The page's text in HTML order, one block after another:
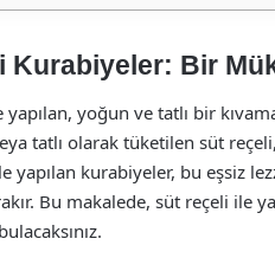
Kurabiyeler: Bir
yoğun ve tatlı bir
tatlı olarak tüketilen süt
kurabiyeler, bu eşsiz
Bu makalede, süt reçeli ile